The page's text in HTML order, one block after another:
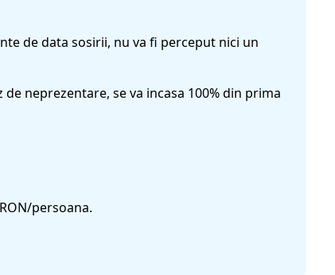
de data sosirii, nu va fi perceput nici un
neprezentare, se va incasa 100% din prima
persoana.